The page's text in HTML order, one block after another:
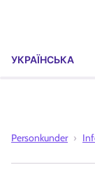
УКРАЇНСЬКА
Personkunder